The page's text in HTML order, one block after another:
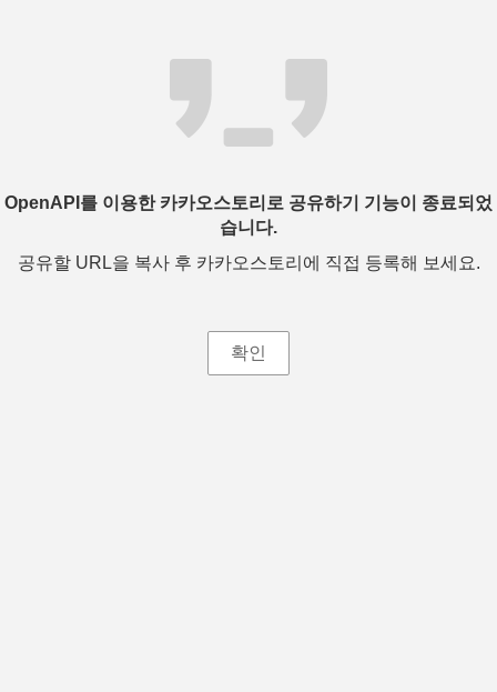
OpenAPI를 이용한 카카오스토리로 공유하기 기능이 종료되었
습니다.
공유할 URL을 복사 후 카카오스토리에 직접 등록해 보세요.
확인